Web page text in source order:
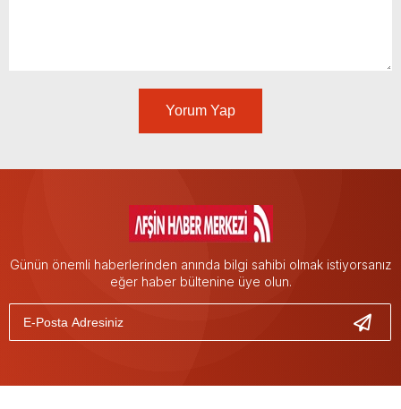
Yorum Yap
Günün önemli haberlerinden anında bilgi sahibi olmak istiyorsanız
eğer haber bültenine üye olun.